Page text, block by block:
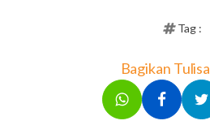
Tag :
Bagikan